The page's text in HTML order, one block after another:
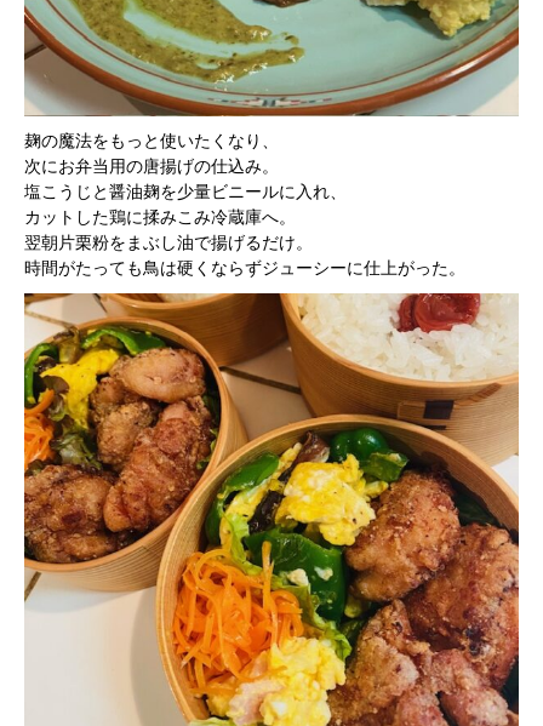
麹の魔法をもっと使いたくなり、
次にお弁当用の唐揚げの仕込み。
塩こうじと醤油麹を少量ビニールに入れ、
カットした鶏に揉みこみ冷蔵庫へ。
翌朝片栗粉をまぶし油で揚げるだけ。
時間がたっても鳥は硬くならずジューシーに仕上がった。